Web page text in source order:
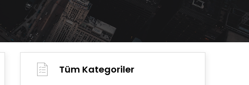
Tüm Kategoriler